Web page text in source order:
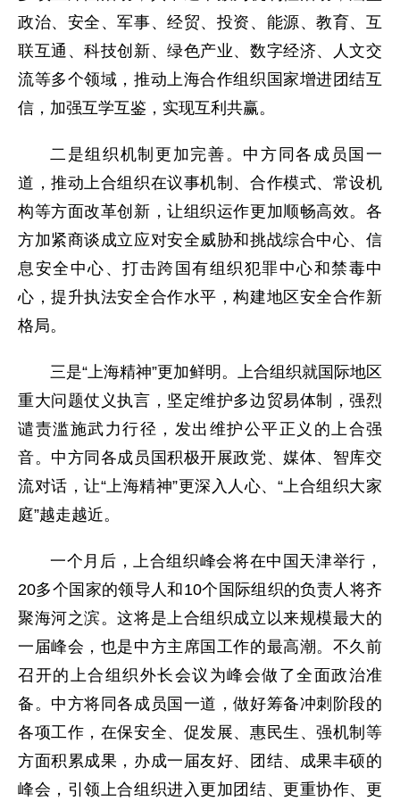
政治、安全、军事、经贸、投资、能源、教育、互
联互通、科技创新、绿色产业、数字经济、人文交
流等多个领域，推动上海合作组织国家增进团结互
信，加强互学互鉴，实现互利共赢。
二是组织机制更加完善。中方同各成员国一
道，推动上合组织在议事机制、合作模式、常设机
构等方面改革创新，让组织运作更加顺畅高效。各
方加紧商谈成立应对安全威胁和挑战综合中心、信
息安全中心、打击跨国有组织犯罪中心和禁毒中
心，提升执法安全合作水平，构建地区安全合作新
格局。
三是“上海精神”更加鲜明。上合组织就国际地区
重大问题仗义执言，坚定维护多边贸易体制，强烈
谴责滥施武力行径，发出维护公平正义的上合强
音。中方同各成员国积极开展政党、媒体、智库交
流对话，让“上海精神”更深入人心、“上合组织大家
庭”越走越近。
一个月后，上合组织峰会将在中国天津举行，
20多个国家的领导人和10个国际组织的负责人将齐
聚海河之滨。这将是上合组织成立以来规模最大的
一届峰会，也是中方主席国工作的最高潮。不久前
召开的上合组织外长会议为峰会做了全面政治准
备。中方将同各成员国一道，做好筹备冲刺阶段的
各项工作，在保安全、促发展、惠民生、强机制等
方面积累成果，办成一届友好、团结、成果丰硕的
峰会，引领上合组织进入更加团结、更重协作、更